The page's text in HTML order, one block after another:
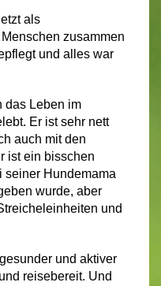
als
zusammen
und alles war
das Leben im
Er ist sehr nett
auch mit den
ist ein bisschen
seiner Hundemama
wurde, aber
und
und aktiver
reisebereit. Und